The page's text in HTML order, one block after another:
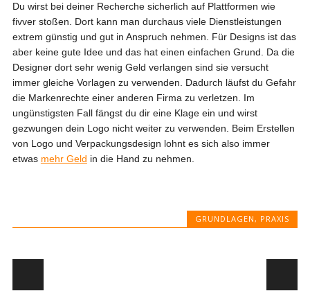
Du wirst bei deiner Recherche sicherlich auf Plattformen wie
fivver stoßen. Dort kann man durchaus viele Dienstleistungen
extrem günstig und gut in Anspruch nehmen. Für Designs ist das
aber keine gute Idee und das hat einen einfachen Grund. Da die
Designer dort sehr wenig Geld verlangen sind sie versucht
immer gleiche Vorlagen zu verwenden. Dadurch läufst du Gefahr
die Markenrechte einer anderen Firma zu verletzen. Im
ungünstigsten Fall fängst du dir eine Klage ein und wirst
gezwungen dein Logo nicht weiter zu verwenden. Beim Erstellen
von Logo und Verpackungsdesign lohnt es sich also immer
etwas mehr Geld in die Hand zu nehmen.
GRUNDLAGEN, PRAXIS